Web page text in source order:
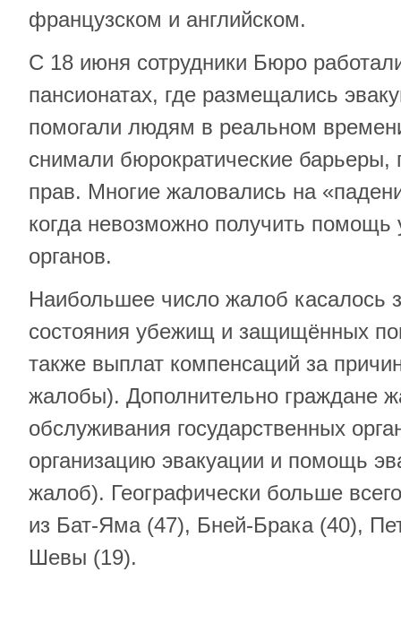
французском и английском.
С 18 июня сотрудники Бюро
пансионатах, где размещались
помогали людям в реальном
снимали бюрократические барьеры,
прав. Многие жаловались на
когда невозможно получить помощь
органов.
Наибольшее число жалоб
состояния убежищ и защищённых
также выплат компенсаций за
жалобы). Дополнительно граждане
обслуживания государственных
организацию эвакуации и помощь
жалоб). Географически больше
из Бат-Яма (47), Бней-Брака (40),
Шевы (19).